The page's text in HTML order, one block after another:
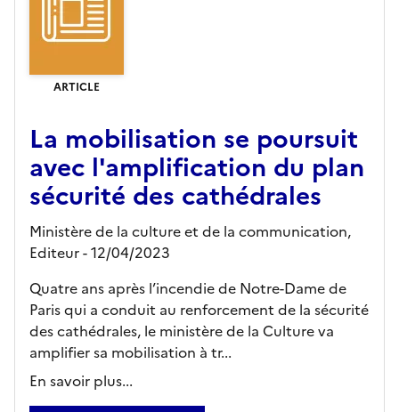
ARTICLE
La mobilisation se poursuit
avec l'amplification du plan
sécurité des cathédrales
Ministère de la culture et de la communication,
Editeur- 12/04/2023
Quatre ans après l’incendie de Notre-Dame de
Paris qui a conduit au renforcement de la sécurité
des cathédrales, le ministère de la Culture va
amplifier sa mobilisation à tr...
En savoir plus...